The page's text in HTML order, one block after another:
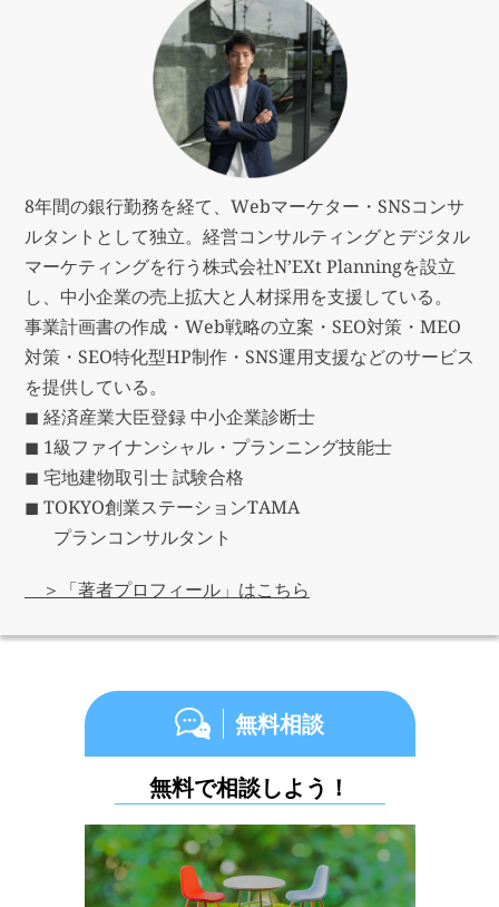
8年間の銀行勤務を経て、Webマーケター・SNSコンサ
ルタントとして独立。経営コンサルティングとデジタル
マーケティングを行う株式会社N’EXt Planningを設立
し、中小企業の売上拡大と人材採用を支援している。
事業計画書の作成・Web戦略の立案・SEO対策・MEO
対策・SEO特化型HP制作・SNS運用支援などのサービス
を提供している。
◼︎ 経済産業大臣登録 中小企業診断士
◼ 1級ファイナンシャル・プランニング技能士
◼︎ 宅地建物取引士 試験合格
◼ TOKYO創業ステーションTAMA
プランコンサルタント
＞「著者プロフィール」はこちら
無料相談
無料で相談しよう！